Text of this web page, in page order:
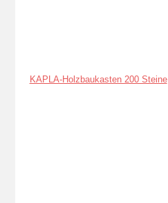
KAPLA-Holzbaukasten 200 Steine